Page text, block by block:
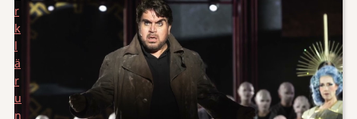
r
k
l
ä
r
u
n